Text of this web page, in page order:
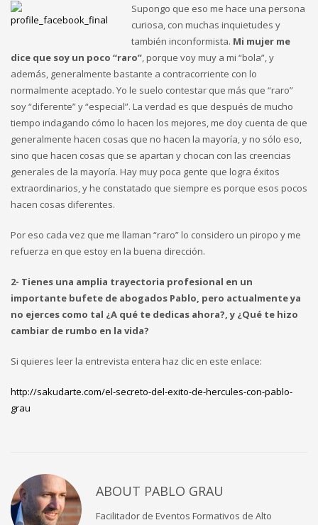
Supongo que eso me hace una persona
curiosa, con muchas inquietudes y
también inconformista. Mi mujer me
dice que soy un poco “raro”, porque voy muy a mi “bola”, y
además, generalmente bastante a contracorriente con lo
normalmente aceptado. Yo le suelo contestar que más que “raro”
soy “diferente” y “especial”. La verdad es que después de mucho
tiempo indagando cómo lo hacen los mejores, me doy cuenta de que
generalmente hacen cosas que no hacen la mayoría, y no sólo eso,
sino que hacen cosas que se apartan y chocan con las creencias
generales de la mayoría. Hay muy poca gente que logra éxitos
extraordinarios, y he constatado que siempre es porque esos pocos
hacen cosas diferentes.
Por eso cada vez que me llaman “raro” lo considero un piropo y me
refuerza en que estoy en la buena dirección.
2- Tienes una amplia trayectoria profesional en un
importante bufete de abogados Pablo, pero actualmente ya
no ejerces como tal ¿A qué te dedicas ahora?, y ¿Qué te hizo
cambiar de rumbo en la vida?
Si quieres leer la entrevista entera haz clic en este enlace:
http://sakudarte.com/el-secreto-del-exito-de-hercules-con-pablo-
grau
ABOUT PABLO GRAU
Facilitador de Eventos Formativos de Alto